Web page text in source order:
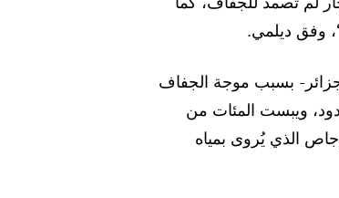
وفق ديلمي.
بسبب موجة الجفاف
ويبست المئات من
الذي يُروى بمياه